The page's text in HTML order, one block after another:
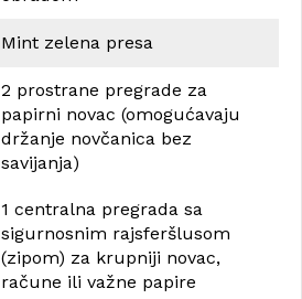
Mint zelena presa
2 prostrane pregrade za
papirni novac (omogućavaju
držanje novčanica bez
savijanja)
1 centralna pregrada sa
sigurnosnim rajsferšlusom
(zipom) za krupniji novac,
račune ili važne papire